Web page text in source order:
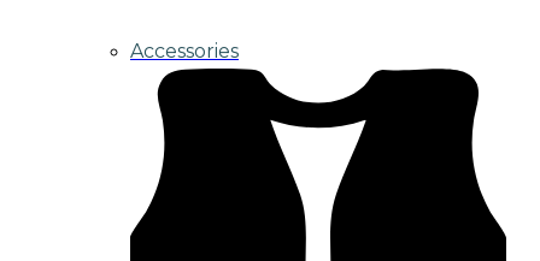
Accessories